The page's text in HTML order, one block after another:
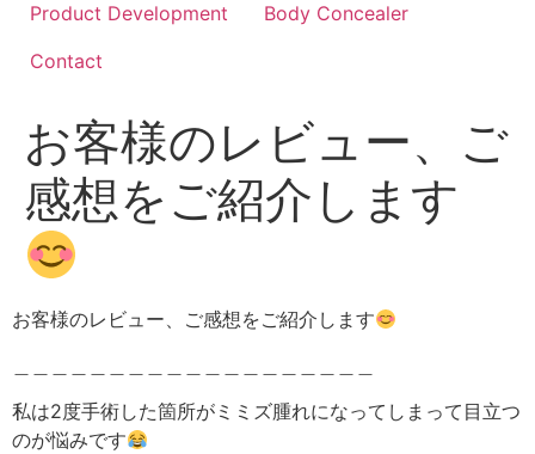
Product Development
Body Concealer
Contact
お客様のレビュー、ご
感想をご紹介します
お客様のレビュー、ご感想をご紹介します
私は2度手術した箇所がミミズ腫れになってしまって目立つ
のが悩みです